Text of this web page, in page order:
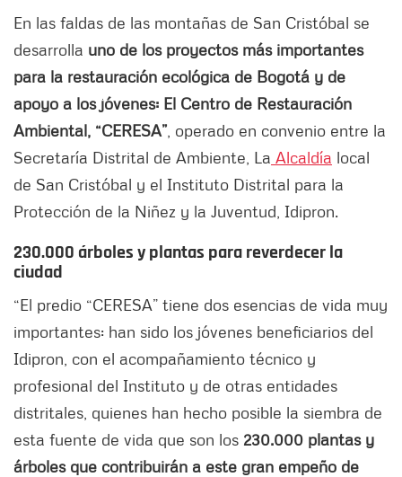
En las faldas de las montañas de San Cristóbal se
desarrolla uno de los proyectos más importantes
para la restauración ecológica de Bogotá y de
apoyo a los jóvenes: El Centro de Restauración
Ambiental, “CERESA” , operado en convenio entre la
Secretaría Distrital de Ambiente, La Alcaldía local
de San Cristóbal y el Instituto Distrital para la
Protección de la Niñez y la Juventud, Idipron.
230.000 árboles y plantas para reverdecer la
ciudad
“El predio “CERESA” tiene dos esencias de vida muy
importantes: han sido los jóvenes beneficiarios del
Idipron, con el acompañamiento técnico y
profesional del Instituto y de otras entidades
distritales, quienes han hecho posible la siembra de
esta fuente de vida que son los 230.000 plantas y
árboles que contribuirán a este gran empeño de